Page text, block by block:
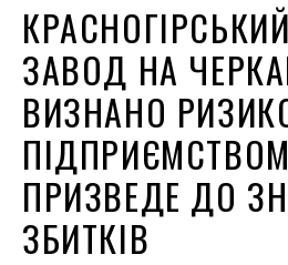
ЗАВОД НА
ВИЗНАНО
ПРИЗВЕДЕ ДО
ЗБИТКІВ